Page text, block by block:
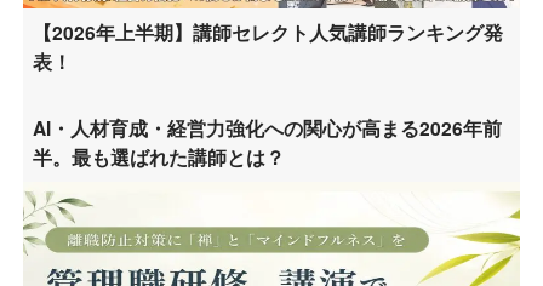
【2026年上半期】講師セレクト人気講師ランキング発
表！
AI・人材育成・経営力強化への関心が高まる2026年前
半。最も選ばれた講師とは？